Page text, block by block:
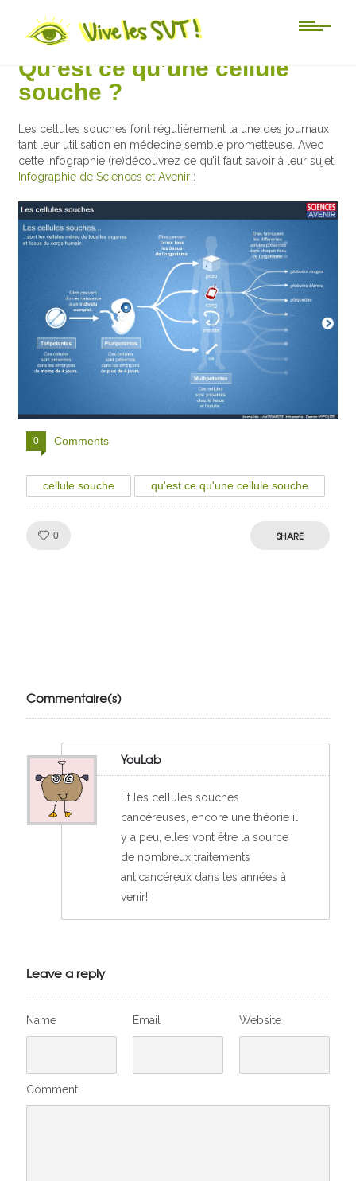
Actu-sciences
Qu’est ce qu’une cellule
souche ?
Les cellules souches font régulièrement la une des journaux
tant leur utilisation en médecine semble prometteuse. Avec
cette infographie (re)découvrez ce qu’il faut savoir à leur sujet.
Infographie de Sciences et Avenir :
0 Comments
cellule souche qu'est ce qu'une cellule souche
0 SHARE
Commentaire(s)
YouLab
Et les cellules souches
cancéreuses, encore une théorie il
y a peu, elles vont être la source
de nombreux traitements
anticancéreux dans les années à
venir!
Leave a reply
Name Email Website
Comment